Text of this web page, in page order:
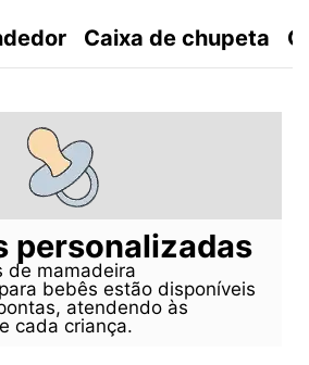
Caixa de chupeta
personalizadas
de mamadeira
bebês estão disponíveis
atendendo às
cada criança.